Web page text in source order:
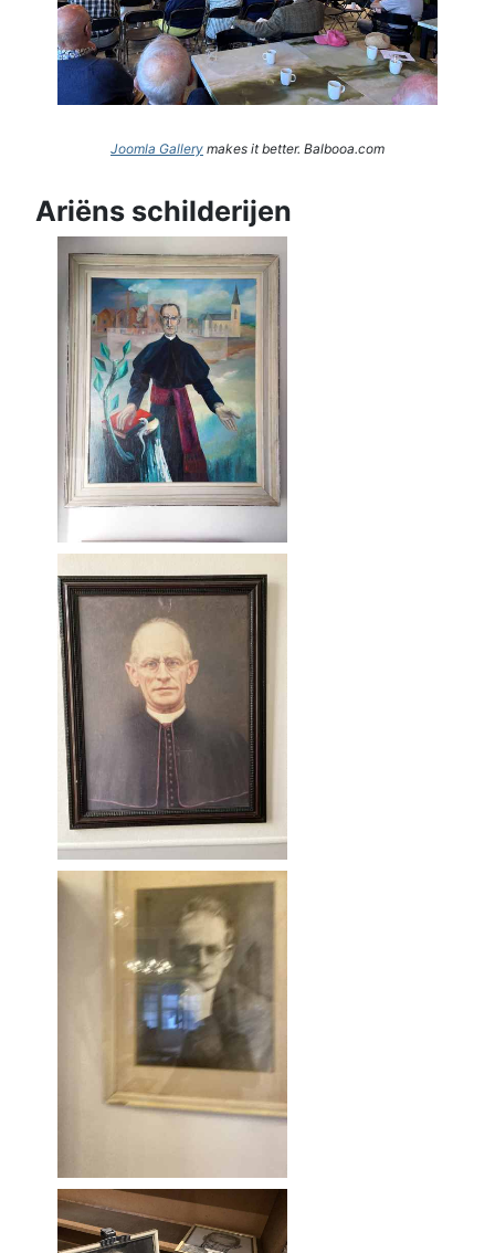
Joomla Gallery makes it better. Balbooa.com
Ariëns schilderijen